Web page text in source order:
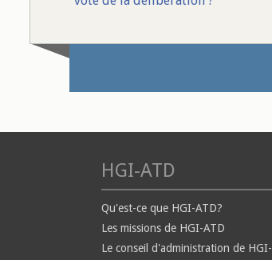
HGI-ATD
Qu'est-ce que HGI-ATD?
Les missions de HGI-ATD
Le conseil d'administration de HGI-